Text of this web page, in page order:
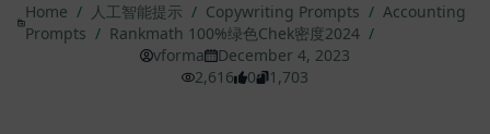
Home / 人工智能提示 / Copywriting Prompts / Accounting
Prompts / Rankmath 100%绿色Chek密度2024 /
vforma
December 4, 2023
2,616
0 1,703